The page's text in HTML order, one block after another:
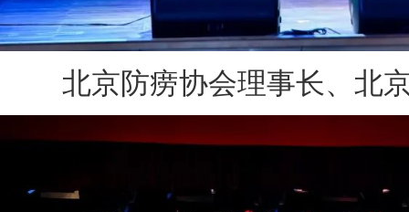
北京防痨协会理事长、北